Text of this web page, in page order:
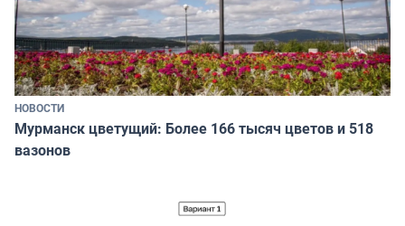
НОВОСТИ
Мурманск цветущий: Более 166 тысяч цветов и 518
вазонов